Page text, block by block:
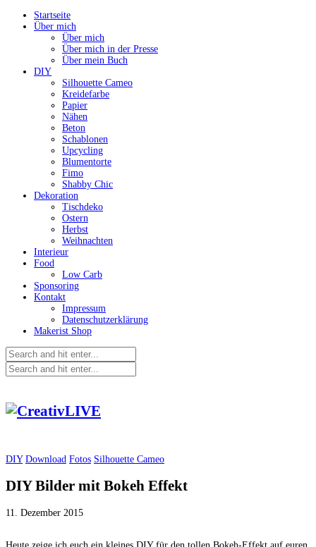
Startseite
Über mich
Über mich
Über mich in der Presse
Über mein Buch
DIY
Silhouette Cameo
Kreidefarbe
Papier
Nähen
Beton
Schablonen
Upcycling
Blumentorte
Fimo
Shabby Chic
Dekoration
Tischdeko
Ostern
Herbst
Weihnachten
Interieur
Food
Low Carb
Sponsoring
Kontakt
Impressum
Datenschutzerklärung
Makerist Shop
DIY Download Fotos Silhouette Cameo
DIY Bilder mit Bokeh Effekt
11. Dezember 2015